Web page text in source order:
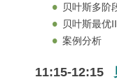
贝叶斯多阶
贝叶斯最优
案例分析
11:15-12:15